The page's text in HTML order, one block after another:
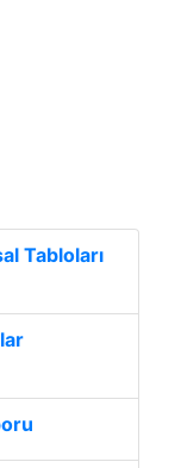
Tabloları